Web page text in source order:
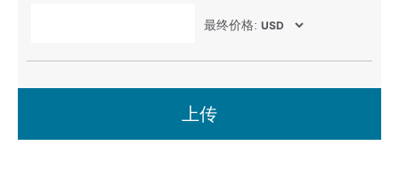
最终价格:
上传